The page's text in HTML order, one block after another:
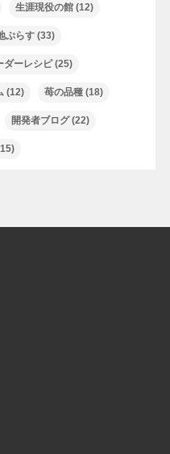
生涯現役の館(12)
ぷらす(33)
ダーレシピ(25)
(12) 苺の品種(18)
開発者ブログ(22)